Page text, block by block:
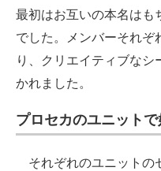
最初はお互いの本名はも
でした。メンバーそれぞ
り、クリエイティブなシ
かれました。
プロセカのユニットで
それぞれのユニットの